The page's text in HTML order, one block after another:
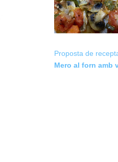
Proposta de
Mero al forn amb